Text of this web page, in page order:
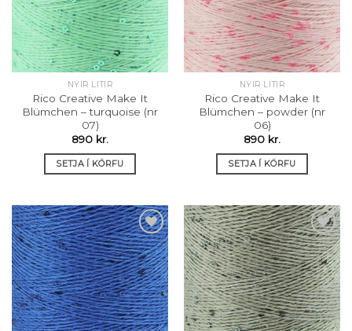
NÝIR LITIR
Rico Creative Make It
Blümchen – turquoise (nr
07)
890 kr.
SETJA Í KÖRFU
NÝIR LITIR
Rico Creative Make It
Blümchen – powder (nr
06)
890 kr.
SETJA Í KÖRFU
Setja á
óskalista
Setja á
óskalista